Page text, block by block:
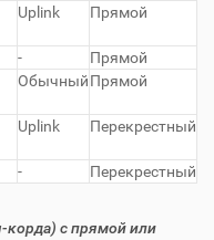
Uplink Прямой
-
Прямой
ОбычныйПрямой
Uplink Перекрестный
- Перекрестный
корда) с прямой или